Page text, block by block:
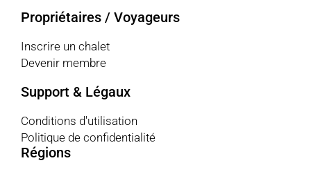
Propriétaires / Voyageurs
Inscrire un chalet
Devenir membre
Support & Légaux
Conditions d'utilisation
Politique de confidentialité
Régions